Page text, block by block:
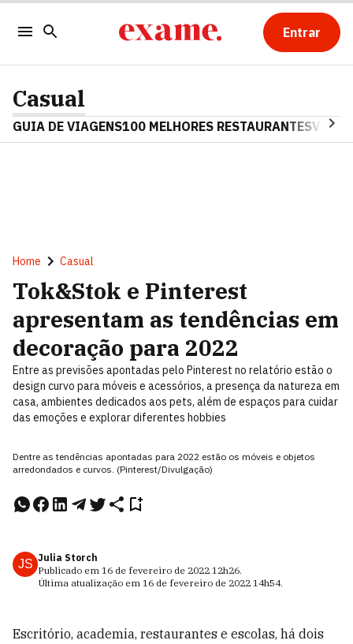
Entrar
Casual
GUIA DE VIAGENS100 MELHORES RESTAURANTES
Home Casual
Tok&Stok e Pinterest
apresentam as tendências em
decoração para 2022
Entre as previsões apontadas pelo Pinterest no relatório estão o
design curvo para móveis e acessórios, a presença da natureza em
casa, ambientes dedicados aos pets, além de espaços para cuidar
das emoções e explorar diferentes hobbies
Dentre as tendências apontadas para 2022 estão os móveis e objetos
arredondados e curvos. (Pinterest/Divulgação)
JS Julia Storch
Publicado em 16 de fevereiro de 2022 12h26.
Última atualização em 16 de fevereiro de 2022 14h54.
Escritório, academia, restaurantes e escolas, há dois